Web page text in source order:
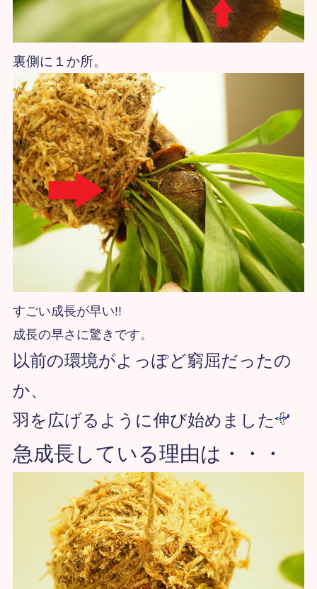
裏側に１か所。
すごい成長が早い!!
成長の早さに驚きです。
以前の環境がよっぽど窮屈だったの
か、
羽を広げるように伸び始めました
急成長している理由は・・・